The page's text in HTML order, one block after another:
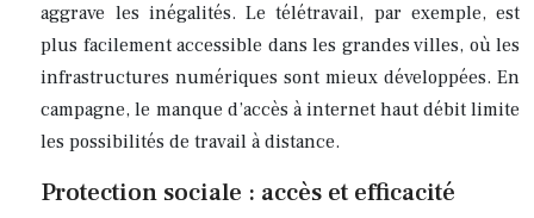
aggrave les inégalités. Le télétravail, par exemple, est
plus facilement accessible dans les grandes villes, où les
infrastructures numériques sont mieux développées. En
campagne, le manque d’accès à internet haut débit limite
les possibilités de travail à distance.
Protection sociale : accès et efficacité